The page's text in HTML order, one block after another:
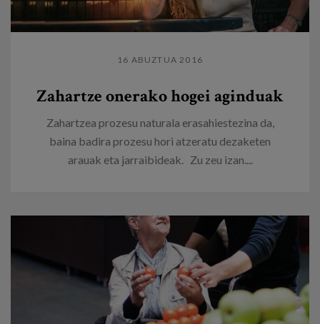
16 ABUZTUA 2016
Zahartze onerako hogei aginduak
Zahartzea prozesu naturala erasahiestezina da,
baina badira prozesu hori atzeratu dezaketen
arauak eta jarraibideak. Zu zeu izan....